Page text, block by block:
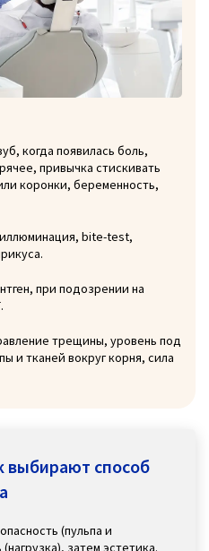
когда появилась боль,
привычка стискивать
коронки, беременность,
bite-test,
при подозрении на
трещины, уровень под
и тканей вокруг корня, сила
выбирают способ
(пульпа и
затем эстетика.